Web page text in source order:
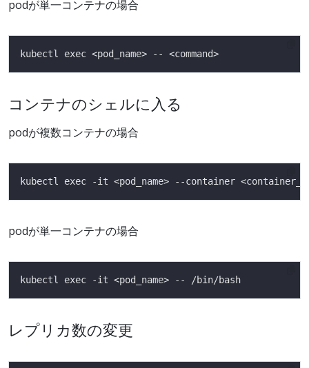
podが単一コンテナの場合
コンテナのシェルに入る
podが複数コンテナの場合
podが単一コンテナの場合
レプリカ数の変更